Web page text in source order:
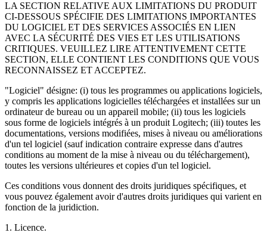
LA SECTION RELATIVE AUX LIMITATIONS DU PRODUIT
CI-DESSOUS SPÉCIFIE DES LIMITATIONS IMPORTANTES
DU LOGICIEL ET DES SERVICES ASSOCIÉS EN LIEN
AVEC LA SÉCURITÉ DES VIES ET LES UTILISATIONS
CRITIQUES. VEUILLEZ LIRE ATTENTIVEMENT CETTE
SECTION, ELLE CONTIENT LES CONDITIONS QUE VOUS
RECONNAISSEZ ET ACCEPTEZ.
"Logiciel" désigne: (i) tous les programmes ou applications logiciels,
y compris les applications logicielles téléchargées et installées sur un
ordinateur de bureau ou un appareil mobile; (ii) tous les logiciels
sous forme de logiciels intégrés à un produit Logitech; (iii) toutes les
documentations, versions modifiées, mises à niveau ou améliorations
d'un tel logiciel (sauf indication contraire expresse dans d'autres
conditions au moment de la mise à niveau ou du téléchargement),
toutes les versions ultérieures et copies d'un tel logiciel.
Ces conditions vous donnent des droits juridiques spécifiques, et
vous pouvez également avoir d'autres droits juridiques qui varient en
fonction de la juridiction.
1. Licence.